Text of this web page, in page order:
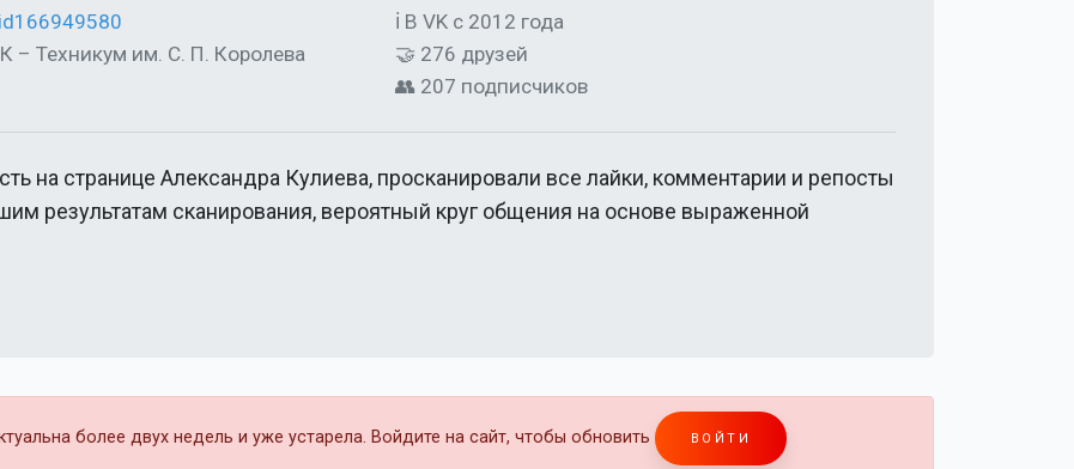
– Техникум им. С. П. Королева
ℹ В VK с 2012 года
🤝 276 друзей
👥 207 подписчиков
на странице Александра Кулиева, просканировали все лайки, комментарии и репосты
результатам сканирования, вероятный круг общения на основе выраженной
более двух недель и уже устарела. Войдите на сайт, чтобы обновить ВОЙТИ